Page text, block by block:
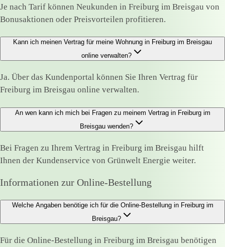
Je nach Tarif können Neukunden in Freiburg im Breisgau von
Bonusaktionen oder Preisvorteilen profitieren.
Kann ich meinen Vertrag für meine Wohnung in Freiburg im Breisgau
online verwalten?
Ja. Über das Kundenportal können Sie Ihren Vertrag für
Freiburg im Breisgau online verwalten.
An wen kann ich mich bei Fragen zu meinem Vertrag in Freiburg im
Breisgau wenden?
Bei Fragen zu Ihrem Vertrag in Freiburg im Breisgau hilft
Ihnen der Kundenservice von Grünwelt Energie weiter.
Informationen zur Online-Bestellung
Welche Angaben benötige ich für die Online-Bestellung in Freiburg im
Breisgau?
Für die Online-Bestellung in Freiburg im Breisgau benötigen